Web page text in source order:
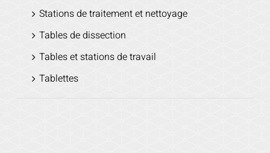
Stations de traitement et nettoyage
Tables de dissection
Tables et stations de travail
Tablettes